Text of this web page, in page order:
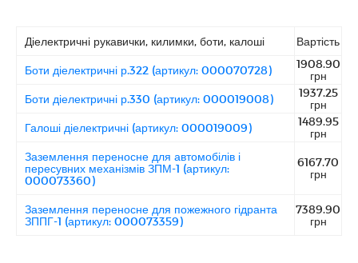
Діелектричні рукавички, килимки, боти, калоші Вартість
Боти діелектричні р.322 (артикул: 000070728)
1908.90
грн
Боти діелектричні р.330 (артикул: 000019008)
1937.25
грн
Галоші діелектричні (артикул: 000019009)
1489.95
грн
Заземлення переносне для автомобілів і
пересувних механізмів ЗПМ-1 (артикул:
000073360)
6167.70
грн
Заземлення переносне для пожежного гідранта
ЗППГ-1 (артикул: 000073359)
7389.90
грн